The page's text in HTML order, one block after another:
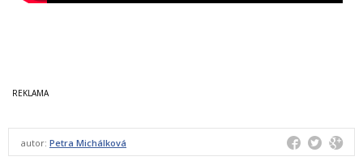
autor: Petra Michálková